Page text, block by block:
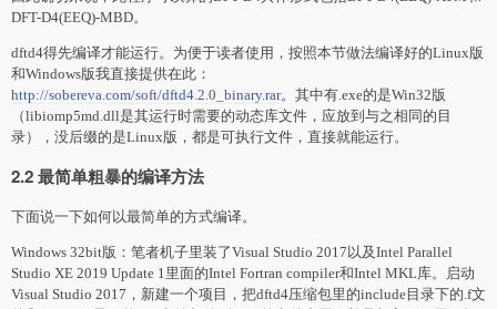
DFT-D4(EEQ)-MBD。
dftd4得先编译才能运行。为便于读者使用，按照本节做法编译好的Linux版
和Windows版我直接提供在此：
http://sobereva.com/soft/dftd4.2.0_binary.rar。其中有.exe的是Win32版
（libiomp5md.dll是其运行时需要的动态库文件，应放到与之相同的目
录），没后缀的是Linux版，都是可执行文件，直接就能运行。
2.2 最简单粗暴的编译方法
下面说一下如何以最简单的方式编译。
Windows 32bit版：笔者机子里装了Visual Studio 2017以及Intel Parallel
Studio XE 2019 Update 1里面的Intel Fortran compiler和Intel MKL库。启动
Visual Studio 2017，新建一个项目，把dftd4压缩包里的include目录下的.f文